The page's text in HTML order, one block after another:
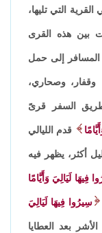
التي تليها،
بين هذه القرى
المسافر إلى حمل
وصحاري،
السفر قرىً
قدم الليالي
أكثر، يظهر فيه
فِيهَا لَيَالِيَ وَأَيَّامًا
سِيرُوا فِيهَا لَيَالِيَ
بعد العطايا